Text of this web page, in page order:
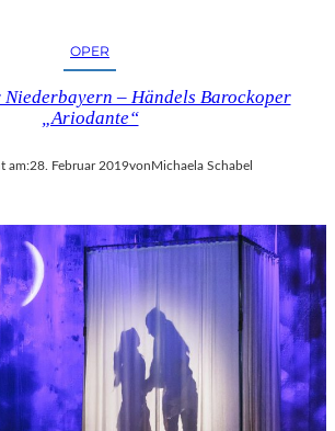
OPER
Niederbayern – Händels Barockoper
„Ariodante“
am:28. Februar 2019vonMichaela Schabel